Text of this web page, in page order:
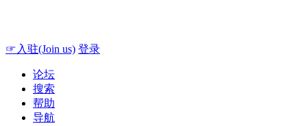
☞入驻(Join us) 登录
论坛
搜索
帮助
导航